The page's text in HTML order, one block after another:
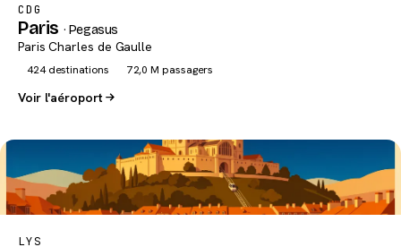
CDG
Paris · Pegasus
Paris Charles de Gaulle
424 destinations 72,0 M passagers
Voir l'aéroport
LYS